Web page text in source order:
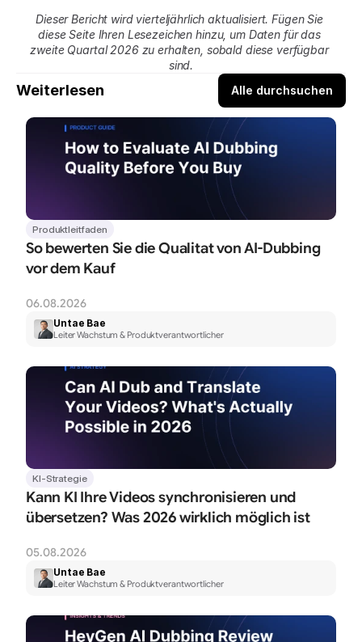
Dieser Bericht wird vierteljährlich aktualisiert. Fügen Sie
diese Seite Ihren Lesezeichen hinzu, um Daten für das
zweite Quartal 2026 zu erhalten, sobald diese verfügbar
sind.
Weiterlesen Alle durchsuchen
Produktleitfaden
So bewerten Sie die Qualitat von AI-Dubbing
vor dem Kauf
06.08.2026
Untae Bae
Leiter Wachstum & Produktverantwortlicher
KI-Strategie
Kann KI Ihre Videos synchronisieren und
übersetzen? Was 2026 wirklich möglich ist
05.08.2026
Untae Bae
Leiter Wachstum & Produktverantwortlicher